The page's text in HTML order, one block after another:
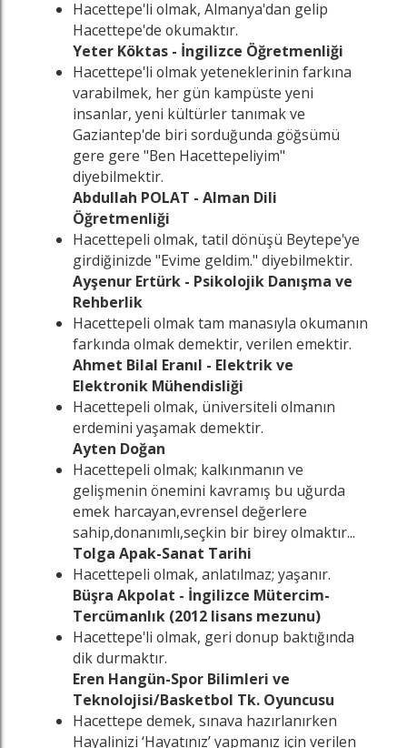
Hacettepe'li olmak, Almanya'dan gelip
Hacettepe'de okumaktır.
Yeter Köktas - İngilizce Öğretmenliği
Hacettepe'li olmak yeteneklerinin farkına
varabilmek, her gün kampüste yeni
insanlar, yeni kültürler tanımak ve
Gaziantep'de biri sorduğunda göğsümü
gere gere "Ben Hacettepeliyim"
diyebilmektir.
Abdullah POLAT - Alman Dili
Öğretmenliği
Hacettepeli olmak, tatil dönüşü Beytepe'ye
girdiğinizde "Evime geldim." diyebilmektir.
Ayşenur Ertürk - Psikolojik Danışma ve
Rehberlik
Hacettepeli olmak tam manasıyla okumanın
farkında olmak demektir, verilen emektir.
Ahmet Bilal Eranıl - Elektrik ve
Elektronik Mühendisliği
Hacettepeli olmak, üniversiteli olmanın
erdemini yaşamak demektir.
Ayten Doğan
Hacettepeli olmak; kalkınmanın ve
gelişmenin önemini kavramış bu uğurda
emek harcayan,evrensel değerlere
sahip,donanımlı,seçkin bir birey olmaktır...
Tolga Apak-Sanat Tarihi
Hacettepeli olmak, anlatılmaz; yaşanır.
Büşra Akpolat - İngilizce Mütercim-
Tercümanlık (2012 lisans mezunu)
Hacettepe'li olmak, geri donup baktığında
dik durmaktır.
Eren Hangün-Spor Bilimleri ve
Teknolojisi/Basketbol Tk. Oyuncusu
Hacettepe demek, sınava hazırlanırken
Hayalinizi ‘Hayatınız’ yapmanız için verilen